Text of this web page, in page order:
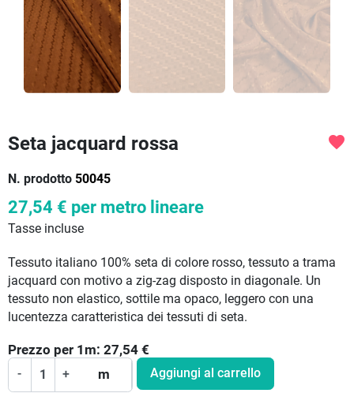
Seta jacquard rossa
N. prodotto 50045
favorite
27,54 € per metro lineare
Tasse incluse
Tessuto italiano 100% seta di colore rosso, tessuto a trama
jacquard con motivo a zig-zag disposto in diagonale. Un
tessuto non elastico, sottile ma opaco, leggero con una
lucentezza caratteristica dei tessuti di seta.
Prezzo per 1 m: 27,54 €
- + m Aggiungi al carrello